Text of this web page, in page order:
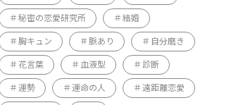
秘密の恋愛研究所 結婚
胸キュン 脈あり 自分磨き
花言葉 血液型 診断
運勢 運命の人 遠距離恋愛